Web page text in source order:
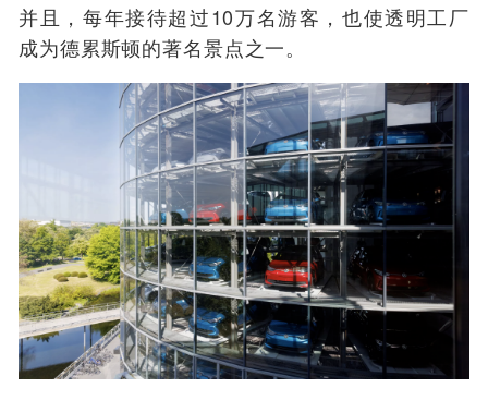
并且，每年接待超过10万名游客，也使透明工厂
成为德累斯顿的著名景点之一。